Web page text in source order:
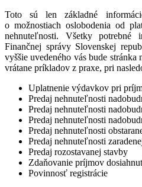
Toto sú len základné
o možnostiach oslobodenia od
nehnuteľnosti. Všetky potrebné
Finančnej správy Slovenskej
vyššie uvedeného vás bude
vrátane príkladov z praxe, pri
Uplatnenie výdavkov pri
Predaj nehnuteľnosti
Predaj nehnuteľnosti
Predaj nehnuteľnosti
Predaj nehnuteľnosti
Predaj nehnuteľnosti
Predaj rozostavanej stavby
Zdaňovanie príjmov
Povinnosť registrácie